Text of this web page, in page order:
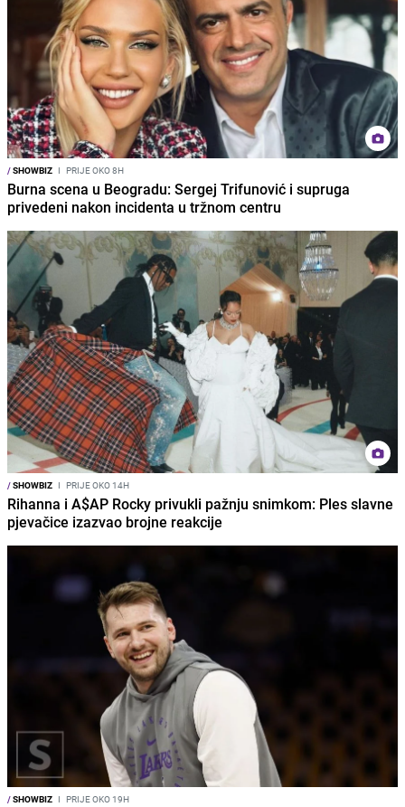
/SHOWBIZ I PRIJE OKO 8H
Burna scena u Beogradu: Sergej Trifunović i supruga
privedeni nakon incidenta u tržnom centru
/SHOWBIZ I PRIJE OKO 14H
Rihanna i A$AP Rocky privukli pažnju snimkom: Ples slavne
pjevačice izazvao brojne reakcije
/SHOWBIZ I PRIJE OKO 19H